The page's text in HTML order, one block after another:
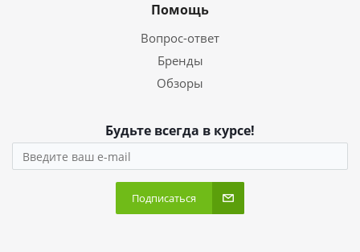
Помощь
Вопрос-ответ
Бренды
Обзоры
Будьте всегда в курсе!
Подписаться